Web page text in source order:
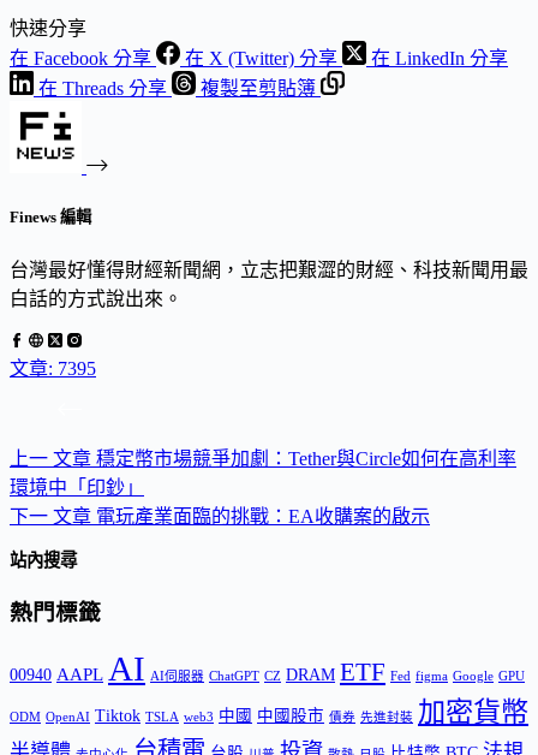
快速分享
在 Facebook 分享
在 X (Twitter) 分享
在 LinkedIn 分享
在 Threads 分享
複製至剪貼簿
Finews 編輯
台灣最好懂得財經新聞網，立志把艱澀的財經、科技新聞用最
白話的方式說出來。
文章: 7395
上一 文章 穩定幣市場競爭加劇：Tether與Circle如何在高利率
環境中「印鈔」
下一 文章 電玩產業面臨的挑戰：EA收購案的啟示
站內搜尋
熱門標籤
00940 AAPL AI AI伺服器 ChatGPT CZ DRAM ETF Fed figma Google GPU
ODM OpenAI Tiktok TSLA web3 中國 中國股市 債券 先進封裝 加密貨幣